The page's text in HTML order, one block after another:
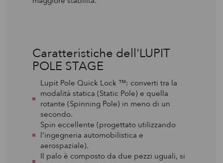
Caratteristiche dell'LUPIT
POLE STAGE
Lupit Pole Quick Lock ™: converti tra la
modalità statica (Static Pole) e quella
rotante (Spinning Pole) in meno di un
secondo.
Spin eccellente (progettato utilizzando
l'ingegneria automobilistica e
aerospaziale).
Il palo è composto da due pezzi uguali, si